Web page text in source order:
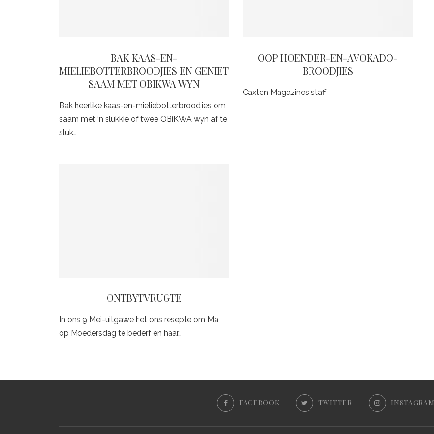
BAK KAAS-EN-
MIELIEBOTTERBROODJIES EN GENIET
SAAM MET OBIKWA WYN
Bak heerlike kaas-en-mieliebotterbroodjies om
saam met ‘n slukkie of twee OBiKWA wyn af te
sluk…
OOP HOENDER-EN-AVOKADO-
BROODJIES
Caxton Magazines staff
ONTBYTVRUGTE
In ons 9 Mei-uitgawe het ons resepte om Ma
op Moedersdag te bederf en haar…
FACEBOOK TWITTER INSTAGRAM